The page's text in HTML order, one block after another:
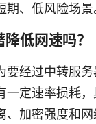
、低风险场景
低网速吗？
要经过中转服
一定速率损耗
、加密强度和